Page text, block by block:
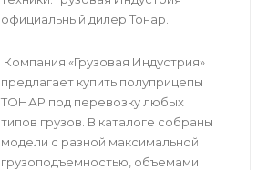
официальный дилер Тонар.
Компания «Грузовая Индустрия»
предлагает купить полуприцепы
ТОНАР под перевозку любых
типов грузов. В каталоге собраны
модели с разной максимальной
грузоподъемностью, объемами